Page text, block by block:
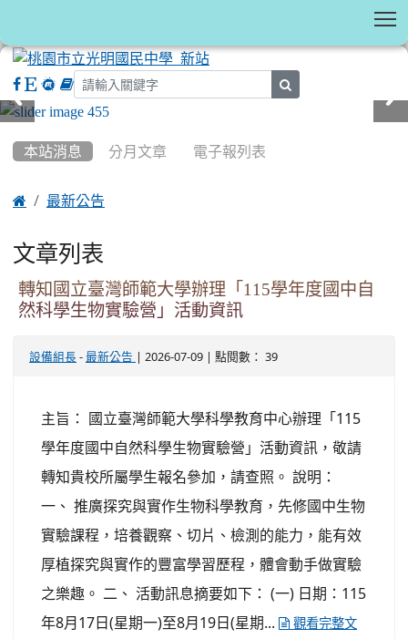
本站消息 分月文章 電子報列表
 最新公告
文章列表
轉知國立臺灣師範大學辦理「115學年度國中自
然科學生物實驗營」活動資訊
設備組長 - 最新公告 | 2026-07-09 | 點閱數： 39
主旨： 國立臺灣師範大學科學教育中心辦理「115
學年度國中自然科學生物實驗營」活動資訊，敬請
轉知貴校所屬學生報名參加，請查照。 說明：
一、 推廣探究與實作生物科學教育，先修國中生物
實驗課程，培養觀察、切片、檢測的能力，能有效
厚植探究與實作的豐富學習歷程，體會動手做實驗
之樂趣。 二、 活動訊息摘要如下： (一) 日期：115
年8月17日(星期一)至8月19日(星期...
觀看完整文